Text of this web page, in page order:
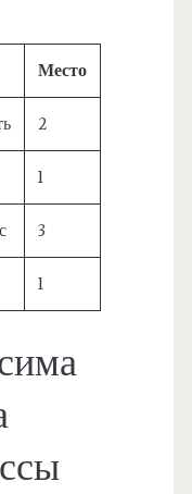
Место
2
1
3
1